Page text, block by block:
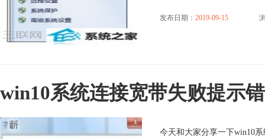
发布日期： 2019-09-15
win10系统连接宽带失败提示
今天和大家分享一下win10